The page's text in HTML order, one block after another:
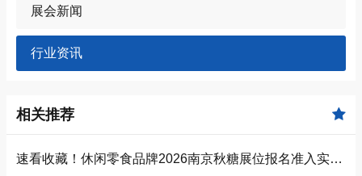
展会新闻
行业资讯
相关推荐
速看收藏！休闲零食品牌2026南京秋糖展位报名准入实操步骤